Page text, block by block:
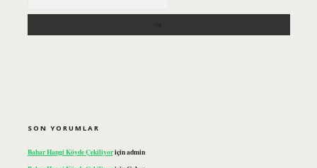
SON YORUMLAR
Bahar Hangi Köyde Çekiliyoriçinadmin